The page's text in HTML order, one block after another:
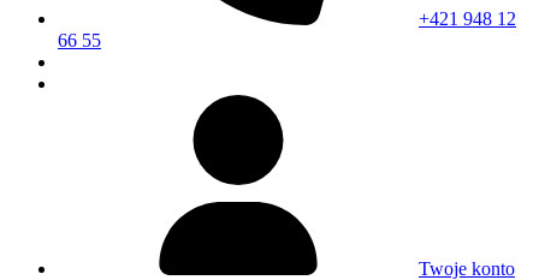
+421 948 12
66 55
Twoje konto